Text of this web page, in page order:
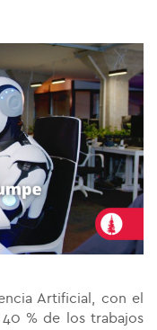
Artificial, con el
% de los trabajos